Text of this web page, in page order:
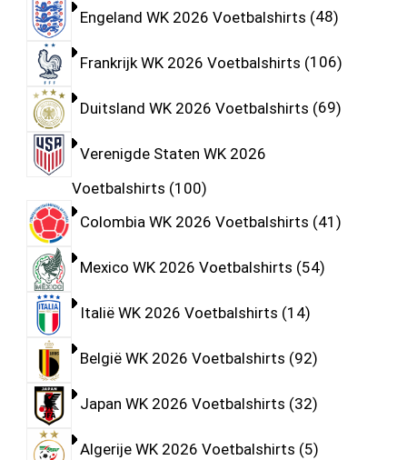
Engeland WK 2026 Voetbalshirts 48
Frankrijk WK 2026 Voetbalshirts 106
Duitsland WK 2026 Voetbalshirts 69
Verenigde Staten WK 2026
Voetbalshirts 100
Colombia WK 2026 Voetbalshirts 41
Mexico WK 2026 Voetbalshirts 54
Italië WK 2026 Voetbalshirts 14
België WK 2026 Voetbalshirts 92
Japan WK 2026 Voetbalshirts 32
Algerije WK 2026 Voetbalshirts 5